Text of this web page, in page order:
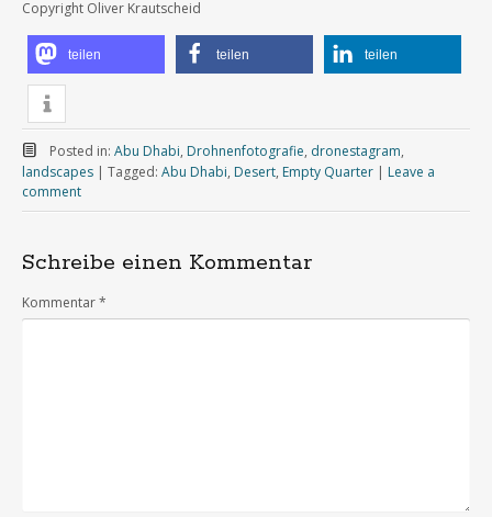
Copyright Oliver Krautscheid
teilen teilen teilen
Posted in: Abu Dhabi, Drohnenfotografie, dronestagram,
landscapes | Tagged: Abu Dhabi, Desert, Empty Quarter | Leave a
comment
Schreibe einen Kommentar
Kommentar*